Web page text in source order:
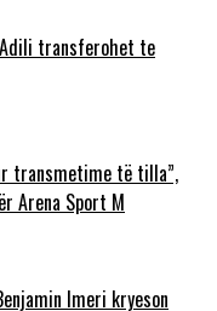
Adili transferohet te
transmetime të tilla”,
Arena Sport M
Imeri kryeson